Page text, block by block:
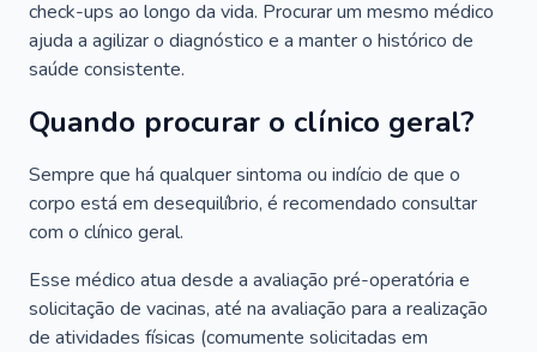
check-ups ao longo da vida. Procurar um mesmo médico
ajuda a agilizar o diagnóstico e a manter o histórico de
saúde consistente.
Quando procurar o clínico geral?
Sempre que há qualquer sintoma ou indício de que o
corpo está em desequilíbrio, é recomendado consultar
com o clínico geral.
Esse médico atua desde a avaliação pré-operatória e
solicitação de vacinas, até na avaliação para a realização
de atividades físicas (comumente solicitadas em